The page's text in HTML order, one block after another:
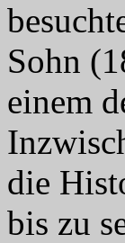
Sohn
einem
die
bis zu